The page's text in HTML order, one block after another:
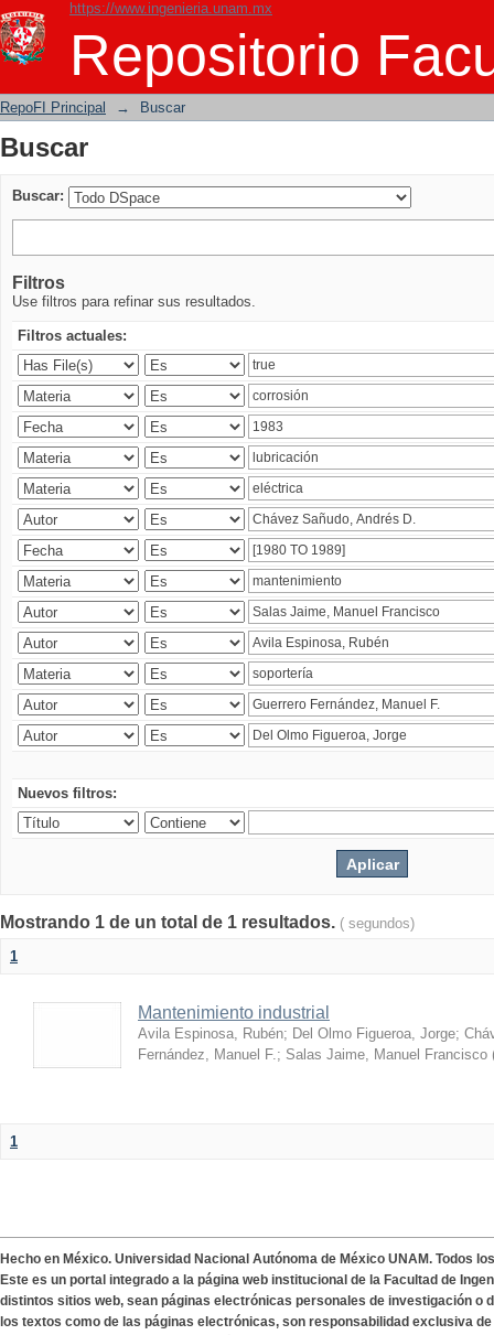
https://www.ingenieria.unam.mx
Repositorio
Buscar
RepoFI Principal → Buscar
Buscar
Buscar:
Filtros
Use filtros para refinar sus resultados.
Filtros actuales:
Nuevos filtros:
Mostrando 1 de un total de 1 resultados. ( segundos)
1
Mantenimiento industrial
Avila Espinosa, Rubén; Del Olmo Figueroa, Jorge;
Fernández, Manuel F.; Salas Jaime, Manuel Francisco
1
Hecho en México. Universidad Nacional Autónoma de México UNAM. Todos
Este es un portal integrado a la página web institucional de la Facultad de
distintos sitios web, sean páginas electrónicas personales de investigación o
los textos como de las páginas electrónicas, son responsabilidad exclusiva